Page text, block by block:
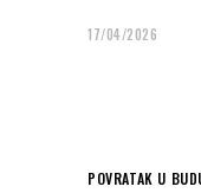
17/04/2026
POVRATAK U